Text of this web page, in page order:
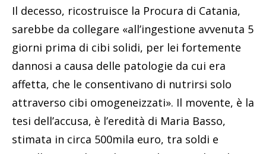
Il decesso, ricostruisce la Procura di Catania,
sarebbe da collegare «all’ingestione avvenuta 5
giorni prima di cibi solidi, per lei fortemente
dannosi a causa delle patologie da cui era
affetta, che le consentivano di nutrirsi solo
attraverso cibi omogeneizzati». Il movente, è la
tesi dell’accusa, è l’eredità di Maria Basso,
stimata in circa 500mila euro, tra soldi e